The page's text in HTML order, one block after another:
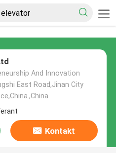
And Innovation
East Road,Jinan City
Kontakt